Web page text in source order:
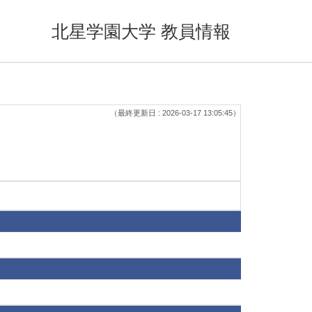
北星学園大学 教員情報
（最終更新日 : 2026-03-17 13:05:45）